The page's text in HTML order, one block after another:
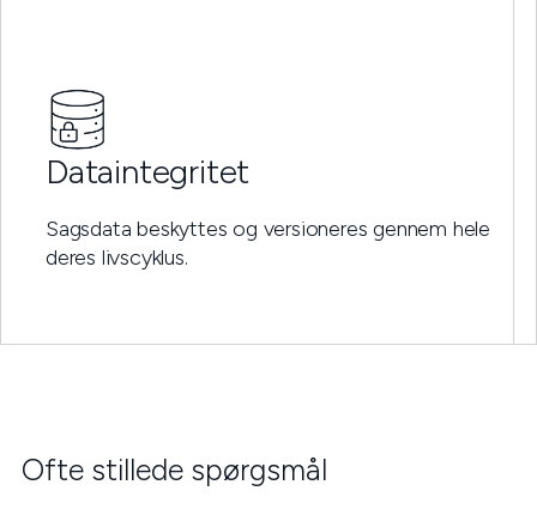
Dataintegritet
Sagsdata beskyttes og versioneres gennem hele
deres livscyklus.
Ofte stillede spørgsmål